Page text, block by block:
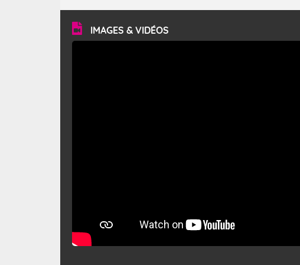
vitesse moyenne de 50 km/h et atteindre 80 à 100 km/h
en rafales, parfois davantage. Il parcourt la basse vallée
du Rhône et la Provence et envahit le littoral
méditerranéen à partir de la Camargue.
IMAGES & VIDÉOS